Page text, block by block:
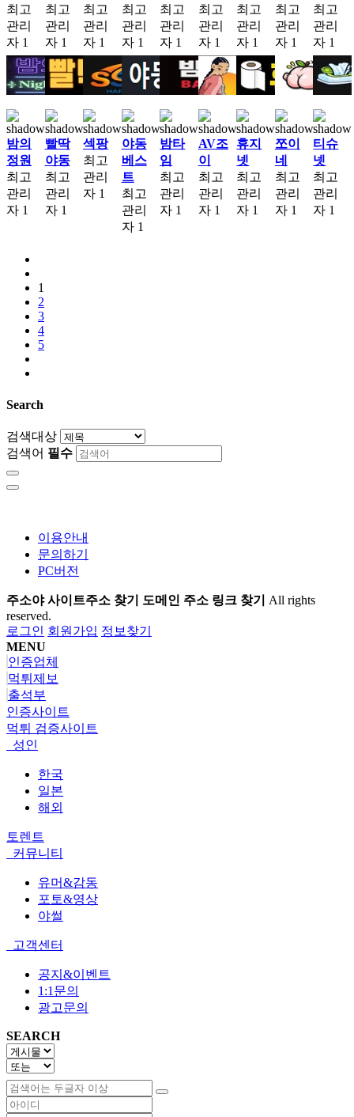
최고
관리
자 1
최고
관리
자 1
최고
관리
자 1
최고
관리
자 1
최고
관리
자 1
최고
관리
자 1
최고
관리
자 1
최고
관리
자 1
최고
관리
자 1
밤의
정원
최고
관리
자 1
빨딱
야동
최고
관리
자 1
섹팡
최고
관리
자 1
야동
베스
트
최고
관리
자 1
밤타
임
최고
관리
자 1
AV조
이
최고
관리
자 1
휴지
넷
최고
관리
자 1
쪼이
네
최고
관리
자 1
티슈
넷
최고
관리
자 1
1
2
3
4
5
Search
검색대상
검색어 필수
이용안내
문의하기
PC버전
주소야 사이트주소 찾기 도메인 주소 링크 찾기 All rights
reserved.
로그인 회원가입 정보찾기
MENU
인증업체
먹튀제보
출석부
인증사이트
먹튀 검증사이트
성인
한국
일본
해외
토렌트
커뮤니티
유머&감동
포토&영상
야썰
고객센터
공지&이벤트
1:1문의
광고문의
SEARCH